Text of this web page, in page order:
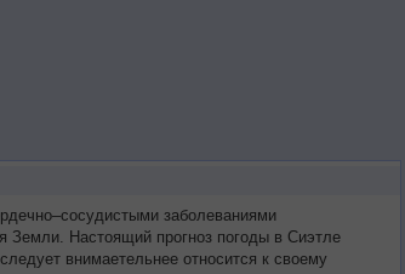
заболеваниями
Земли. Настоящий прогноз погоды в Сиэтле
внимаетельнее относится к своему